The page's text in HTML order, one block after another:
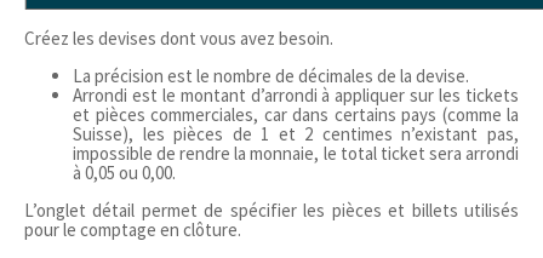
Créez les devises dont vous avez besoin.
La précision est le nombre de décimales de la devise.
Arrondi est le montant d’arrondi à appliquer sur les tickets
et pièces commerciales, car dans certains pays (comme la
Suisse), les pièces de 1 et 2 centimes n’existant pas,
impossible de rendre la monnaie, le total ticket sera arrondi
à 0,05 ou 0,00.
L’onglet détail permet de spécifier les pièces et billets utilisés
pour le comptage en clôture.